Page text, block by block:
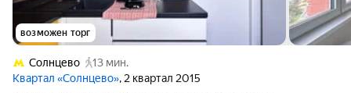
возможен торг
Солнцево
13 мин.
Квартал «Солнцево», 2 квартал 2015